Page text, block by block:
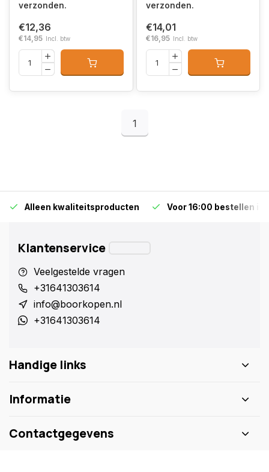
verzonden.
€12,36
€14,95 Incl. btw
verzonden.
€14,01
€16,95 Incl. btw
1
Alleen kwaliteitsproducten Voor 16:00 bestellen is
Klantenservice
Veelgestelde vragen
+31641303614
info@boorkopen.nl
+31641303614
Handige links
Informatie
Contactgegevens